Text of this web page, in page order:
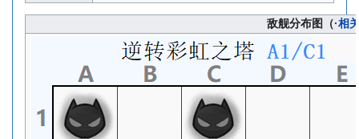
敌舰分布图（·相